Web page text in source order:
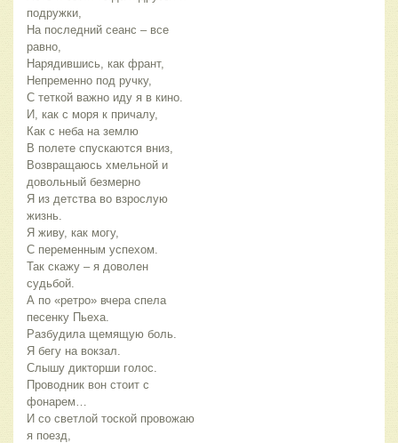
подружки,
На последний сеанс – все
равно,
Нарядившись, как франт,
Непременно под ручку,
С теткой важно иду я в кино.
И, как с моря к причалу,
Как с неба на землю
В полете спускаются вниз,
Возвращаюсь хмельной и
довольный безмерно
Я из детства во взрослую
жизнь.
Я живу, как могу,
С переменным успехом.
Так скажу – я доволен
судьбой.
А по «ретро» вчера спела
песенку Пьеха.
Разбудила щемящую боль.
Я бегу на вокзал.
Слышу дикторши голос.
Проводник вон стоит с
фонарем…
И со светлой тоской провожаю
я поезд,